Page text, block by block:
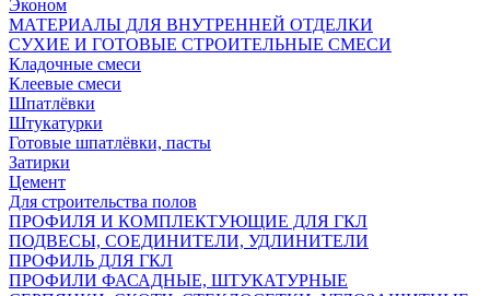
Эконом
МАТЕРИАЛЫ ДЛЯ ВНУТРЕННЕЙ ОТДЕЛКИ
СУХИЕ И ГОТОВЫЕ СТРОИТЕЛЬНЫЕ СМЕСИ
Кладочные смеси
Клеевые смеси
Шпатлёвки
Штукатурки
Готовые шпатлёвки, пасты
Затирки
Цемент
Для строительства полов
ПРОФИЛЯ И КОМПЛЕКТУЮЩИЕ ДЛЯ ГКЛ
ПОДВЕСЫ, СОЕДИНИТЕЛИ, УДЛИНИТЕЛИ
ПРОФИЛЬ ДЛЯ ГКЛ
ПРОФИЛИ ФАСАДНЫЕ, ШТУКАТУРНЫЕ